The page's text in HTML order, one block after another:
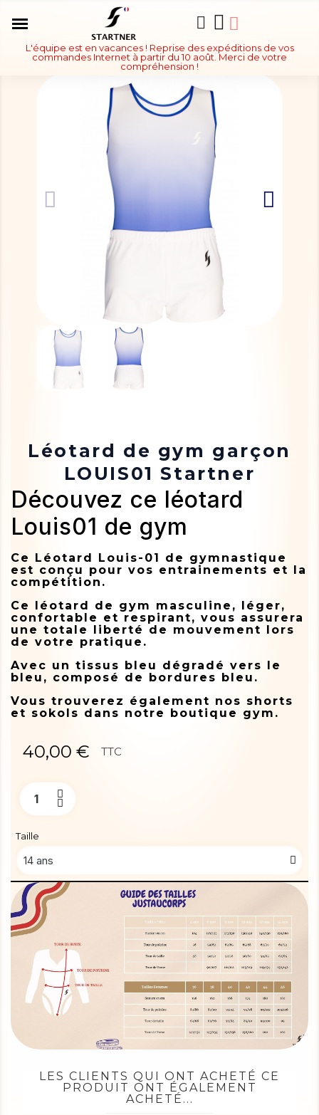
L'équipe est en vacances ! Reprise des expéditions de vos
commandes Internet à partir du 10 août. Merci de votre
compréhension !
Léotard de gym garçon
LOUIS01 Startner
Découvez ce léotard
Louis01 de gym
Ce Léotard Louis-01 de gymnastique
est conçu pour vos entrainements et la
compétition.
Ce léotard de gym masculine, léger,
confortable et respirant, vous assurera
une totale liberté de mouvement lors
de votre pratique.
Avec un tissus bleu dégradé vers le
bleu, composé de bordures bleu.
Vous trouverez également nos shorts
et sokols dans notre boutique gym.
40,00 € TTC
Taille
LES CLIENTS QUI ONT ACHETÉ CE
PRODUIT ONT ÉGALEMENT
ACHETÉ...